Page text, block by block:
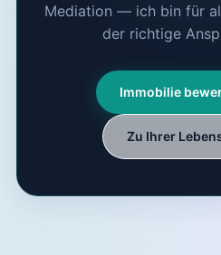
Mediation — ich bin für
der richtige
Immobilie
Zu Ihrer